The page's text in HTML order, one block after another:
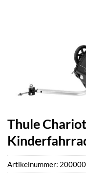
Thule
Artikelnummer: